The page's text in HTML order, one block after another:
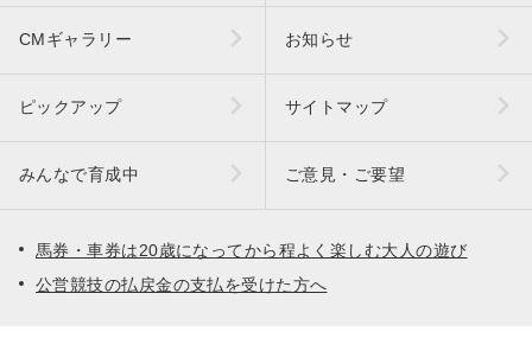
CMギャラリー お知らせ
ピックアップ サイトマップ
みんなで育成中 ご意見・ご要望
馬券・車券は20歳になってから程よく楽しむ大人の遊び
公営競技の払戻金の支払を受けた方へ